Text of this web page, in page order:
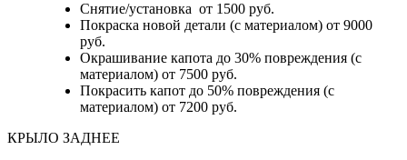
Снятие/установка от 1500 руб.
Покраска новой детали (с материалом) от 9000
руб.
Окрашивание капота до 30% повреждения (с
материалом) от 7500 руб.
Покрасить капот до 50% повреждения (с
материалом) от 7200 руб.
КРЫЛО ЗАДНЕЕ